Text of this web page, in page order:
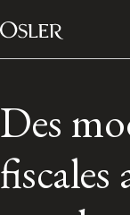
Passer au contenu
Main
Des